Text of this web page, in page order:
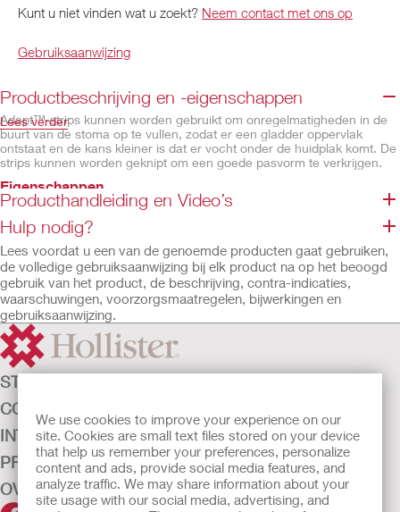
We use cookies to improve your experience on our
site. Cookies are small text files stored on your device
that help us remember your preferences, personalize
content and ads, provide social media features, and
analyze traffic. We may share information about your
site usage with our social media, advertising, and
Kunt u niet vinden wat u zoekt? Neem contact met ons op
Gebruiksaanwijzing
Productbeschrijving en -eigenschappen
Adapt™-strips kunnen worden gebruikt om onregelmatigheden in de
buurt van de stoma op te vullen, zodat er een gladder oppervlak
ontstaat en de kans kleiner is dat er vocht onder de huidplak komt. De
strips kunnen worden geknipt om een goede pasvorm te verkrijgen.
Eigenschappen
Flextend™-huidplak
Apart verpakt
Driehoekige vorm
Lees verder
Producthandleiding en Video’s
Hulp nodig?
Lees voordat u een van de genoemde producten gaat gebruiken,
de volledige gebruiksaanwijzing bij elk product na op het beoogd
gebruik van het product, de beschrijving, contra-indicaties,
waarschuwingen, voorzorgsmaatregelen, bijwerkingen en
gebruiksaanwijzing.
STOMAZORG
CONTINENTIEZORG
INTENSIEVE ZORG
PRODUCTEN
OVER ONS